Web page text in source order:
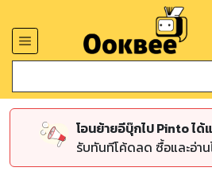
โอนย้ายอีบุ๊กไป Pinto ได้
รับทันทีโค้ดลด ซื้อและอ่า